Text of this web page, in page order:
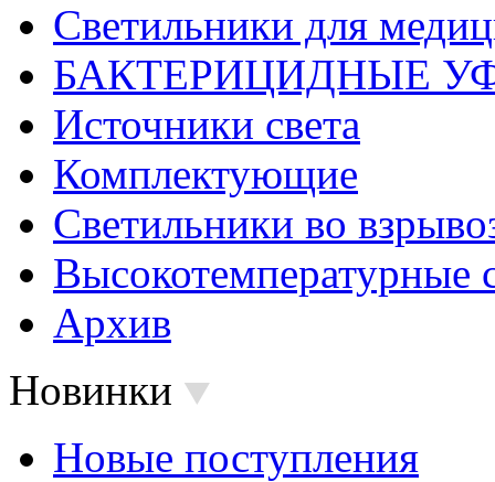
Светильники для
БАКТЕРИЦИДНЫЕ
Источники света
Комплектующие
Светильники во
Высокотемпературные
Архив
Новинки
Новые поступления